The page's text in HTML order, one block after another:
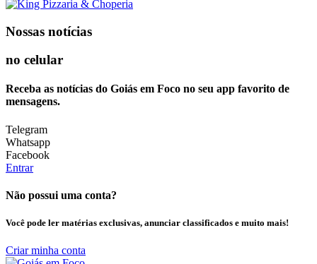
Nossas notícias
no celular
Receba as notícias do Goiás em Foco no seu app favorito de
mensagens.
Telegram
Whatsapp
Facebook
Entrar
Não possui uma conta?
Você pode ler matérias exclusivas, anunciar classificados e muito mais!
Criar minha conta